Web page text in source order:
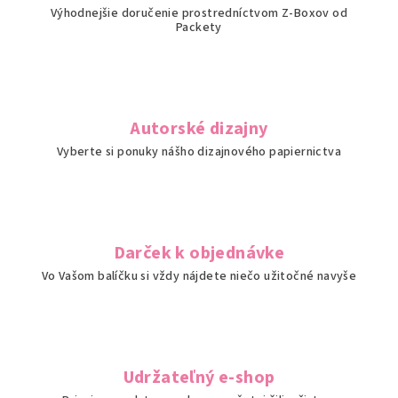
k
y
i
s
u
Výhodnejšie doručenie prostredníctvom Z-Boxov od
Packety
Autorské dizajny
Vyberte si ponuky nášho dizajnového papiernictva
Darček k objednávke
Vo Vašom balíčku si vždy nájdete niečo užitočné navyše
Udržateľný e-shop